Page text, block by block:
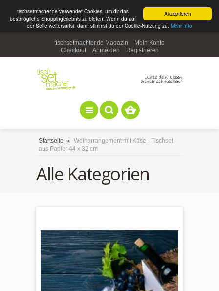
Akzeptieren
tischsetmacher.de verwendet Cookies, um dir das
bestmögliche Shoppingerlebnis zu bieten. Wenn du auf
der Seite weitersurfst, dann stimmst du der Cookie-Nutzung zu. Mehr Info
tischsetmachter.de Magazin
Mein Konto
Checkout
Anmelden Registrieren
Startseite
Weinarrangement mit Käse - Tischset
aus Papier 44 x 32 cm
Alle Kategorien